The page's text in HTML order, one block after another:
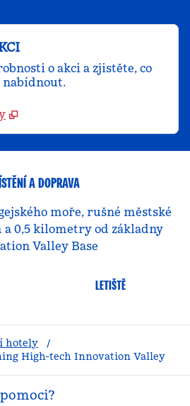
o akci a zjistěte, co
nabídnout.
A DOPRAVA
moře, rušné městské
0,5 kilometry od základny
Valley Base
LETIŠTĚ
hotely
/
High-tech Innovation Valley